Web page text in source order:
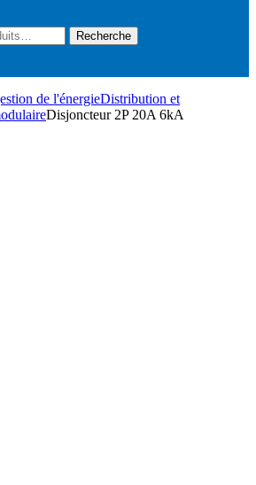
Recherche
de l'énergieDistribution et
Disjoncteur 2P 20A 6kA